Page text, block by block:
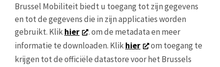
Brussel Mobiliteit biedt u toegang tot zijn gegevens
en tot de gegevens die in zijn applicaties worden
gebruikt. Klikhier
. om de metadata en meer
informatie te downloaden. Klikhier
om toegang te
krijgen tot de officiële datastore voor het Brussels